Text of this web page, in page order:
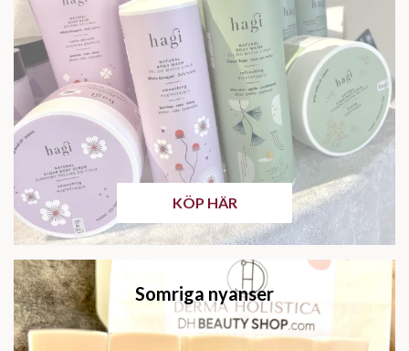
KÖP HÄR
Somriga nyanser